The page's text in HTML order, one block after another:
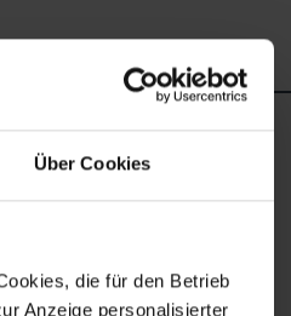
Über Cookies
die für den Betrieb
Anzeige personalisierter